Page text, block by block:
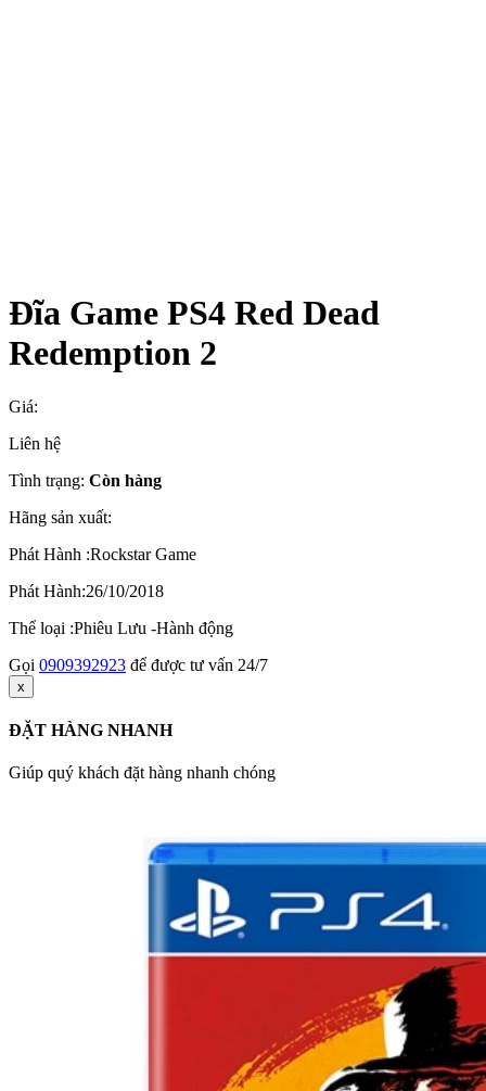
Đĩa Game PS4 Red Dead
Redemption 2
Giá:
Liên hệ
Tình trạng: Còn hàng
Hãng sản xuất:
Phát Hành :Rockstar Game
Phát Hành:26/10/2018
Thể loại :Phiêu Lưu -Hành động
Gọi 0909392923 để được tư vấn 24/7
x
ĐẶT HÀNG NHANH
Giúp quý khách đặt hàng nhanh chóng